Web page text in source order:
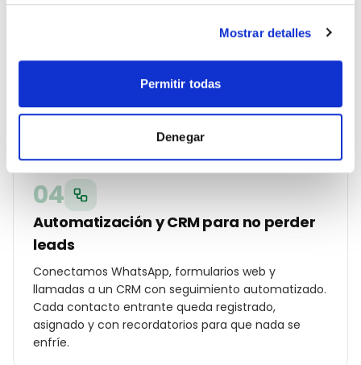
Mostrar detalles
Permitir todas
Denegar
03
Campañas Ads y SEO local en marcha
Lanzamos Google Ads por código postal, Meta Ads
con audiencias hipersegmentadas en Murcia,
Profile con fotos, posts y reseñas reales.
04
Automatización y CRM para no perder
leads
Conectamos WhatsApp, formularios web y
llamadas a un CRM con seguimiento automatizado.
Cada contacto entrante queda registrado,
asignado y con recordatorios para que nada se
enfríe.